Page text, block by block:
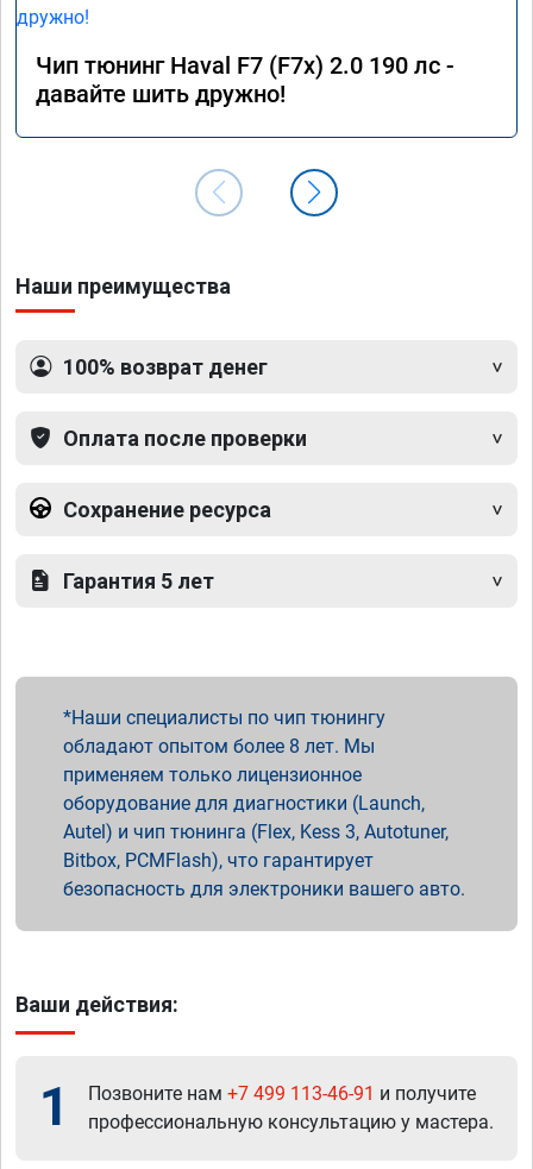
Чип тюнинг Haval F7 (F7x) 2.0 190 лс -
давайте шить дружно!
Наши преимущества
100% возврат денег
Оплата после проверки
Сохранение ресурса
Гарантия 5 лет
Наши специалисты по чип тюнингу
обладают опытом более 8 лет. Мы
применяем только лицензионное
оборудование для диагностики (Launch,
Autel) и чип тюнинга (Flex, Kess 3, Autotuner,
Bitbox, PCMFlash), что гарантирует
безопасность для электроники вашего авто.
Ваши действия:
1 Позвоните нам +7 499 113-46-91 и получите
профессиональную консультацию у мастера.